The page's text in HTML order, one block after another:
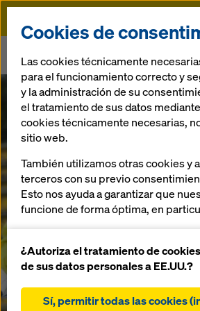
Doka
Desencofrante
e
El agente
desencofrante
cada aplicación
Cookies de
Las cookies técnicamente
para el funcionamiento correcto y
y la administración de su
el tratamiento de sus datos
cookies técnicamente necesarias,
sitio web.
También utilizamos otras cookies y
terceros con su previo
Esto nos ayuda a garantizar que
funcione de forma óptima, en
nuestro sitio web (cookies
estadísticas)
utilizar la tienda online de Doka
¿Autoriza el tratamiento de
de sus datos personales a EE.UU.?
Sí, permitir todas las cookies